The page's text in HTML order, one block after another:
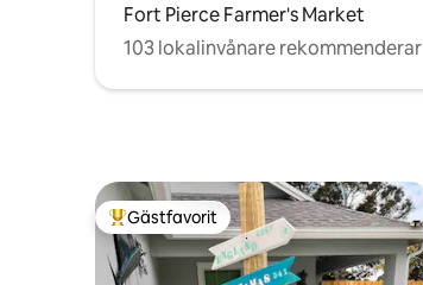
Fort Pierce Farmer's Market
103 lokalinvånare rekommenderar
Populär gästfavorit
Gästfavorit